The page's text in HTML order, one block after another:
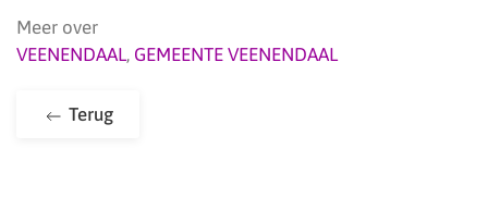
Meer over
VEENENDAAL, GEMEENTE VEENENDAAL
Terug